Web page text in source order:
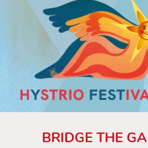
BRIDGE THE